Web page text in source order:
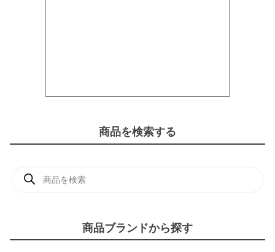
商品を検索する
商品ブランドから探す